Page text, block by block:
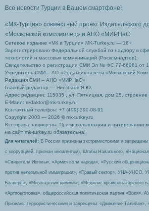
Все новости Турции в Вашем смартфоне!
«МК-Турция» совместный проект Издательского
«Московский комсомолец» и АНО «МИРНаС
Сетевое издание «МК в Турции» MK-Turkey.ru — 16+
Зарегистрировано Федеральной службой по надзору в
технологий и массовых коммуникаций (Роскомнадзор).
Свидетельство о регистрации СМИ Эл № ФС 77-66061 от
Учредитель СМИ – АО «Редакция газеты «Московский
Редакция СМИ – АНО «МИРНаС»
Главный редактор — Ниязбаев Я.Ю.
Адрес редакции: 115035 , ул. Пятницкая, дом 25, строение
Е-Маил: redaktor@mk-turkey.ru
Контактный телефон: +7 (499) 390-08-91
Copyright 2003 — 2026 © mk-turkey.ru
Все права защищены. При использовании и цитировании
на сайт mk-turkey.ru обязательна!
Для читателей : В России признаны экстремистскими и
с коррупцией, признан иноагентом), Штабы Навального,
«Свидетели Иеговы», «Армия воли народа», «Русский
против нелегальной иммиграции», «Правый сектор», УНА-УНСО,
Бандеры», «Мизантропик дивижн», «Меджлис крымскотатарского
«Артподготовка», общероссийская политическая партия «Воля»,
Признаны террористическими и запрещены: «Движение Талибан»,